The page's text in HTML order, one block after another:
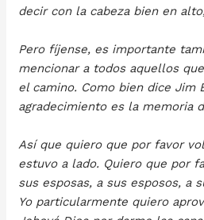
decir con la cabeza bien en
Pero fíjense, es importante
mencionar a todos aquellos
el camino. Como bien dice Jim
agradecimiento es la memoria
Así que quiero que por favor
estuvo a lado. Quiero que por
sus esposas, a sus esposos, a
Yo particularmente quiero